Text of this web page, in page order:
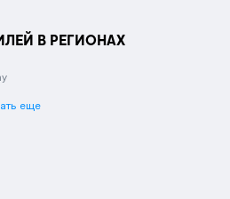
В РЕГИОНАХ
еще